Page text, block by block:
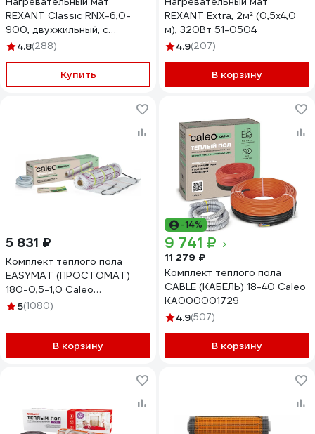
REXANT Classic RNX-6,0-
900, двухжильный, с
экраном 51-0510-2
4.8(288)
Купить
REXANT Extra, 2м² (0,5x4,0
м), 320Вт 51-0504
4.9(207)
В корзину
5 831 ₽
Комплект теплого пола
EASYMAT (ПРОСТОМАТ)
180-0,5-1,0 Caleo
УП-00000365
5(1080)
В корзину
-14%
9 741 ₽
11 279 ₽
Комплект теплого пола
CABLE (КАБЕЛЬ) 18-40 Caleo
КА000001729
4.9(507)
В корзину